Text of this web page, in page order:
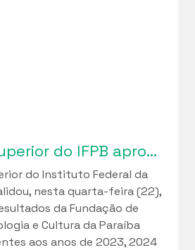
Conselho Superior do IFPB aprova relatórios de gestão da Funetec e ciclo de regularização fiscal iniciado em 2023
do Instituto Federal da
nesta quarta-feira (22),
da Fundação de
e Cultura da Paraíba
aos anos de 2023, 2024